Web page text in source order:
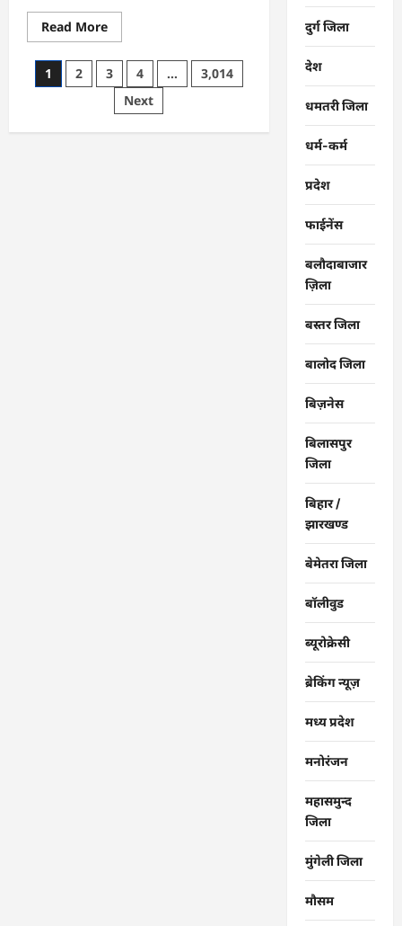
Read MoreRead
more
CG
:
समाज
एकजुटता
Posts
1 2 3 4 …
3,014
Next
दुर्ग जिला
देश
धमतरी जिला
धर्म-कर्म
प्रदेश
फाईनेंस
बलौदाबाजार
ज़िला
बस्तर जिला
बालोद जिला
बिज़नेस
बिलासपुर
जिला
बिहार /
झारखण्ड
बेमेतरा जिला
बॉलीवुड
ब्यूरोक्रेसी
ब्रेकिंग न्यूज़
मध्य प्रदेश
मनोरंजन
महासमुन्द
जिला
मुंगेली जिला
मौसम